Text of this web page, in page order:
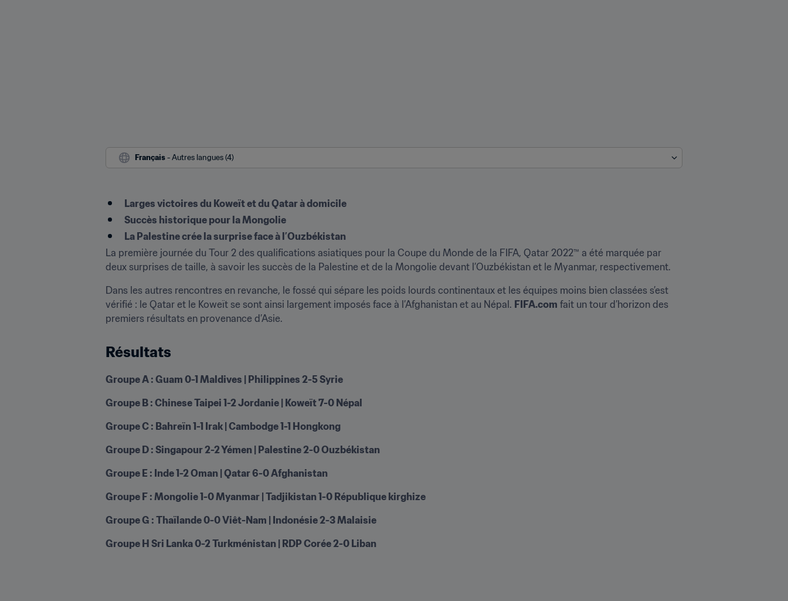
Français - Autres langues (4)
Larges victoires du Koweït et du Qatar à domicile
Succès historique pour la Mongolie
La Palestine crée la surprise face à l’Ouzbékistan
La première journée du Tour 2 des qualifications asiatiques pour la Coupe du Monde de la FIFA, Qatar 2022™ a été marquée par
deux surprises de taille, à savoir les succès de la Palestine et de la Mongolie devant l’Ouzbékistan et le Myanmar, respectivement.
Dans les autres rencontres en revanche, le fossé qui sépare les poids lourds continentaux et les équipes moins bien classées s’est
vérifié : le Qatar et le Koweït se sont ainsi largement imposés face à l’Afghanistan et au Népal. FIFA.com fait un tour d’horizon des
premiers résultats en provenance d’Asie.
Résultats
Groupe A : Guam 0-1 Maldives | Philippines 2-5 Syrie
Groupe B : Chinese Taipei 1-2 Jordanie | Koweït 7-0 Népal
Groupe C : Bahreïn 1-1 Irak | Cambodge 1-1 Hongkong
Groupe D : Singapour 2-2 Yémen | Palestine 2-0 Ouzbékistan
Groupe E : Inde 1-2 Oman | Qatar 6-0 Afghanistan
Groupe F : Mongolie 1-0 Myanmar | Tadjikistan 1-0 République kirghize
Groupe G : Thaïlande 0-0 Viêt-Nam | Indonésie 2-3 Malaisie
Groupe H Sri Lanka 0-2 Turkménistan | RDP Corée 2-0 Liban